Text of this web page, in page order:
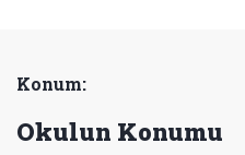
Konum:
Okulun Konumu